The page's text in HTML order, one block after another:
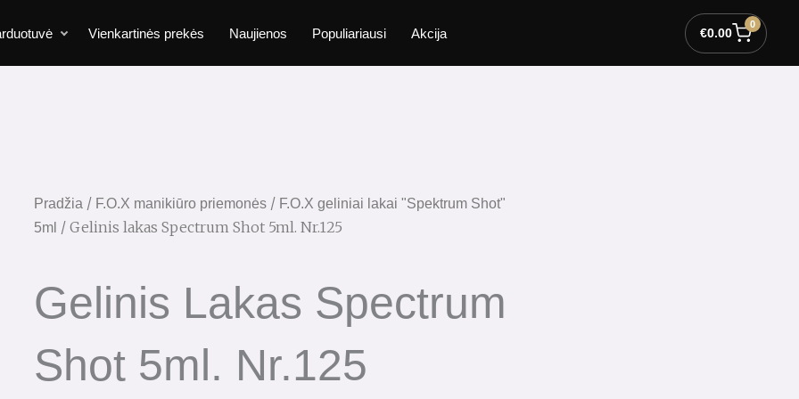
Vienkartinės prekės Naujienos Populiariausi Akcija €0.00
0
Pradžia / F.O.X manikiūro priemonės / F.O.X geliniai lakai "Spektrum Shot"
5ml / Gelinis lakas Spectrum Shot 5ml. Nr.125
Gelinis Lakas Spectrum
Shot 5ml. Nr.125